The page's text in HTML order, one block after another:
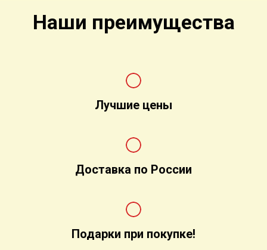
Наши преимущества
Лучшие цены
Доставка по России
Подарки при покупке!